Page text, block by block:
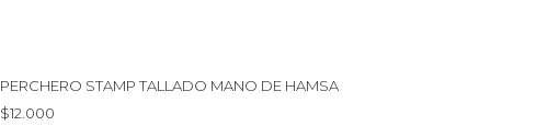
PERCHERO STAMP TALLADO MANO DE HAMSA
$12.000